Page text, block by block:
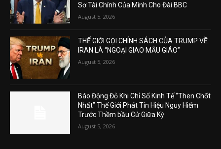
Sơ Tài Chính Của Mình Cho Đài BBC
August 5, 2026
THẾ GIỚI GỌI CHÍNH SÁCH CỦA TRUMP VỀ
IRAN LÀ “NGOẠI GIAO MẪU GIÁO”
August 5, 2026
Báo Động Đỏ Khi Chỉ Số Kinh Tế “Then Chốt
Nhất” Thế Giới Phát Tín Hiệu Nguy Hiểm
Trước Thềm bầu Cử Giữa Kỳ
August 5, 2026